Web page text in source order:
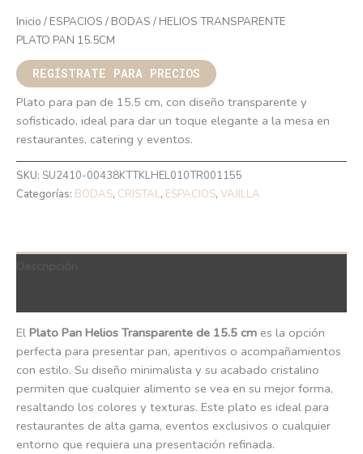
Inicio / ESPACIOS / BODAS / HELIOS TRANSPARENTE
PLATO PAN 15.5CM
REGÍSTRATE PARA PRECIOS
Plato para pan de 15.5 cm, con diseño transparente y
sofisticado, ideal para dar un toque elegante a la mesa en
restaurantes, catering y eventos.
SKU: SU2410-00438KTTKLHEL010TR001155
Categorías: BODAS, CRISTAL, ESPACIOS, VAJILLA
El Plato Pan Helios Transparente de 15.5 cm es la opción
perfecta para presentar pan, aperitivos o acompañamientos
con estilo. Su diseño minimalista y su acabado cristalino
permiten que cualquier alimento se vea en su mejor forma,
resaltando los colores y texturas. Este plato es ideal para
restaurantes de alta gama, eventos exclusivos o cualquier
entorno que requiera una presentación refinada.